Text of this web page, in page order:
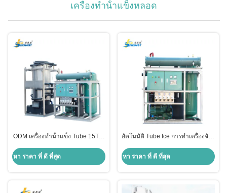
เครื่องทําน้ําแข็งหลอด
ODM เครื่องทําน้ําแข็ง Tube 15T ที่
อาหาร
หา ราคา ที่ ดี ที่สุด
อัตโนมัติ Tube Ice การทําเครื่องจักร
หา ราคา ที่ ดี ที่สุด